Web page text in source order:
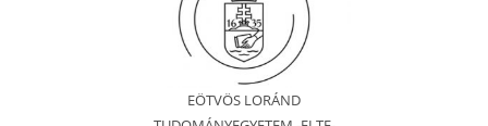
EÖTVÖS LORÁND